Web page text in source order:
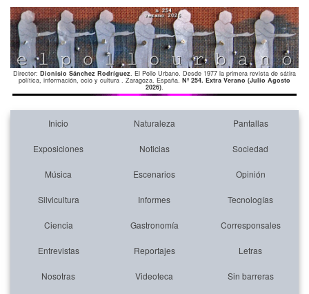
Director: Dionisio Sánchez Rodríguez. El Pollo Urbano. Desde 1977 la primera revista de sátira
política, información, ocio y cultura . Zaragoza. España. Nº 254. Extra Verano (Julio Agosto
2026).
Inicio Naturaleza Pantallas
Exposiciones Noticias Sociedad
Música Escenarios Opinión
Silvicultura Informes Tecnologías
Ciencia Gastronomía Corresponsales
Entrevistas Reportajes Letras
Nosotras Videoteca Sin barreras